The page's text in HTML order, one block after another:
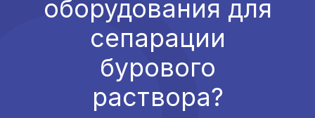
оборудования для
сепарации
бурового
раствора?